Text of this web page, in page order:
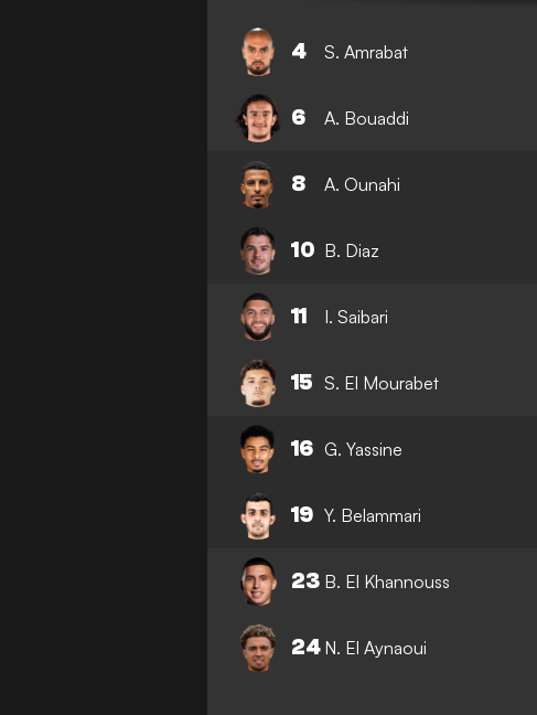
4 S. Amrabat
6 A. Bouaddi
8 A. Ounahi
10 B. Diaz
11 I. Saibari
15 S. El Mourabet
16 G. Yassine
19 Y. Belammari
23 B. El Khannouss
24 N. El Aynaoui